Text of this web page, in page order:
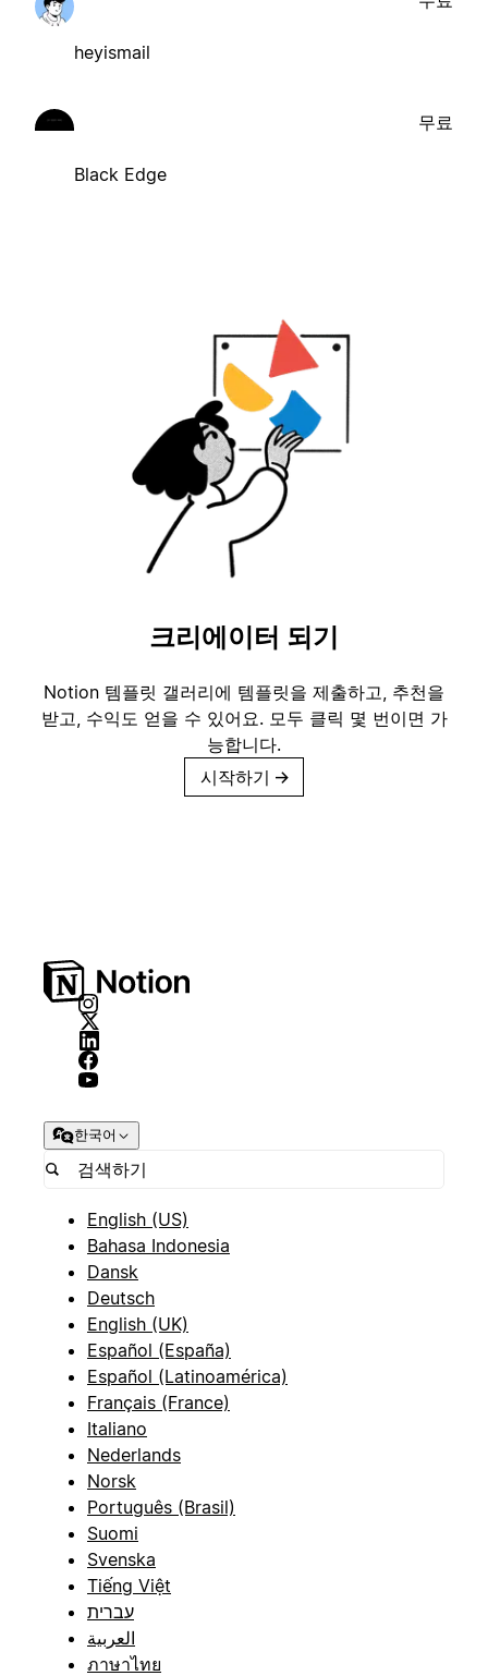
heyismail
Black Edge
무료
크리에이터 되기
Notion 템플릿 갤러리에 템플릿을 제출하고, 추천을
받고, 수익도 얻을 수 있어요. 모두 클릭 몇 번이면 가
능합니다.
시작하기 →
한국어
English (US)
Bahasa Indonesia
Dansk
Deutsch
English (UK)
Español (España)
Español (Latinoamérica)
Français (France)
Italiano
Nederlands
Norsk
Português (Brasil)
Suomi
Svenska
Tiếng Việt
עברית
العربية
ภาษาไทย